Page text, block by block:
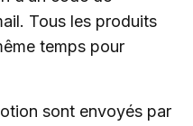
Tous les produits
temps pour
sont envoyés par